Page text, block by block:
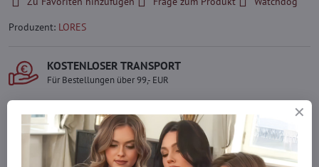
Produzent: LORES
KOSTENLOSER TRANSPORT
Für Bestellungen über 99,- EUR
LIEFERUNG PER KURIER
Schnell und direkt nach Hause.
SICHERE ZAHLUNGEN
Gesicherte Online-Zahlungen